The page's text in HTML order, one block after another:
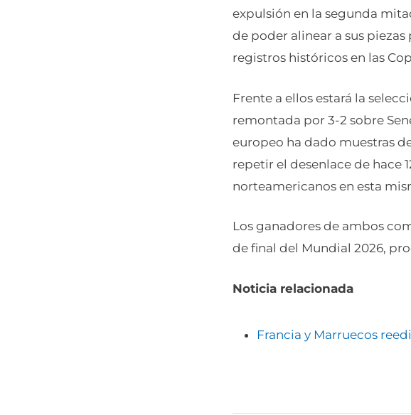
expulsión en la segunda
de poder alinear a sus
registros históricos en las
Frente a ellos estará la
remontada por 3-2 sobre
europeo ha dado muestras
repetir el desenlace de hace
norteamericanos en esta
Los ganadores de ambos
de final del Mundial 2026,
Noticia relacionada
Francia y Marruecos